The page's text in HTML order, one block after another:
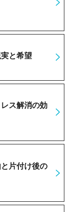
と希望
ス解消の効
片付け後の